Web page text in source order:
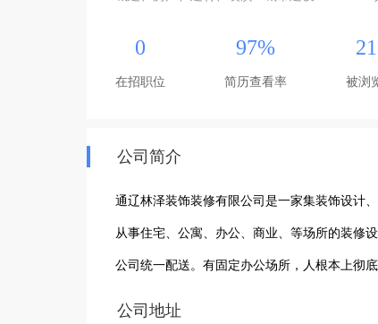
0
在招职位
97%
简历查看率 被浏
公司简介
通辽林泽装饰装修有限公司是一家集装饰设计
从事住宅、公寓、办公、商业、等场所的装修
公司统一配送。有固定办公场所，人根本上彻
公司地址